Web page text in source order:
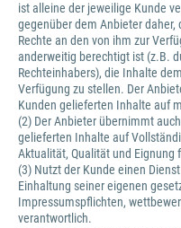
ist alleine der jeweilige Kunde
gegenüber dem Anbieter
Rechte an den von ihm zur
anderweitig berechtigt ist (z.B.
Rechteinhabers), die Inhalte
Verfügung zu stellen. Der
Kunden gelieferten Inhalte auf
(2) Der Anbieter übernimmt
gelieferten Inhalte auf
Aktualität, Qualität und Eignung
(3) Nutzt der Kunde einen
Einhaltung seiner eigenen
Impressumspflichten,
verantwortlich.